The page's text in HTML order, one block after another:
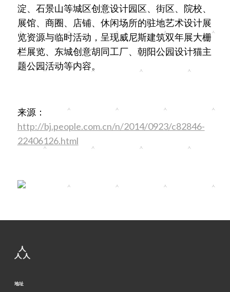
淀、石景山等城区创意设计园区、街区、院校、
展馆、商圈、店铺、休闲场所的驻地艺术设计展
览资源与临时活动，呈现威尼斯建筑双年展大栅
栏展览、东城创意胡同工厂、朝阳公园设计猫主
题公园活动等内容。
来源：
http://bj.people.com.cn/n/2014/0923/c82846-
22406126.html
地址